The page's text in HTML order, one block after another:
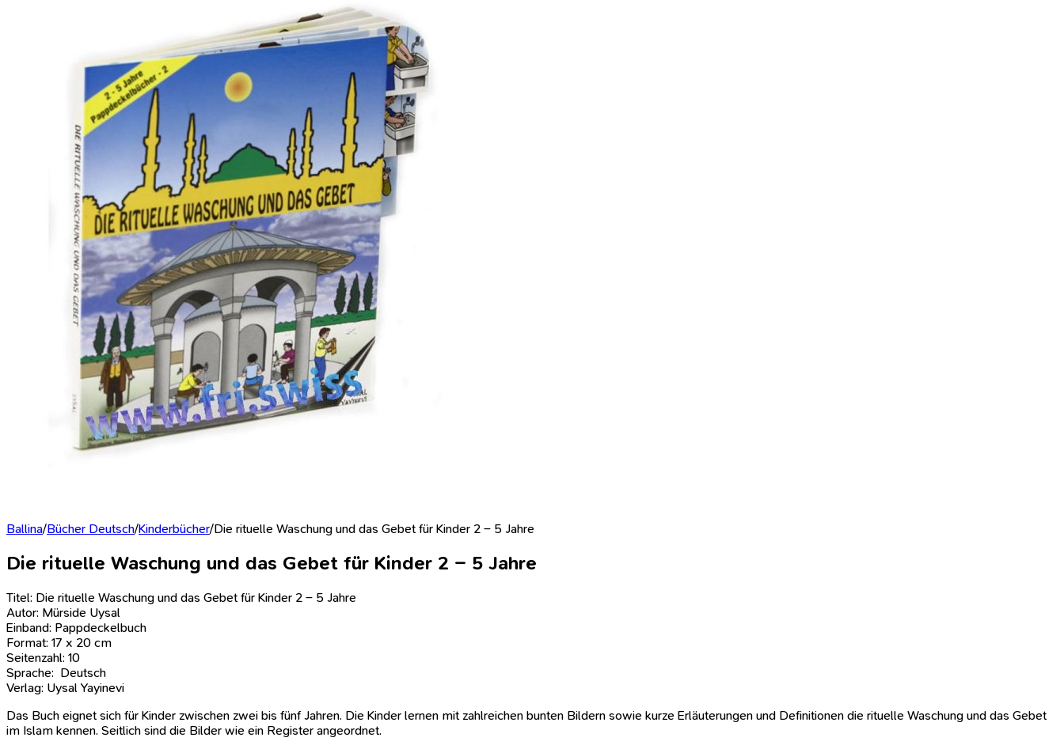
Ballina/Bücher Deutsch/Kinderbücher/Die rituelle Waschung und das Gebet für Kinder 2 – 5 Jahre
Die rituelle Waschung und das Gebet für Kinder 2 – 5 Jahre
Titel: Die rituelle Waschung und das Gebet für Kinder 2 – 5 Jahre
Autor: Mürside Uysal
Einband: Pappdeckelbuch
Format: 17 x 20 cm
Seitenzahl: 10
Sprache: Deutsch
Verlag: Uysal Yayinevi
Das Buch eignet sich für Kinder zwischen zwei bis fünf Jahren. Die Kinder lernen mit zahlreichen bunten Bildern sowie kurze Erläuterungen und Definitionen die rituelle Waschung und das Gebet
im Islam kennen. Seitlich sind die Bilder wie ein Register angeordnet.